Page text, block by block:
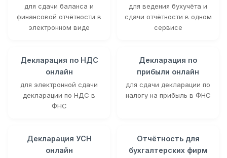
для сдачи баланса и
финансовой отчётности в
электронном виде
для ведения бухучёта и
сдачи отчётности в одном
сервисе
Декларация по НДС
онлайн
для электронной сдачи
декларации по НДС в
ФНС
Декларация по
прибыли онлайн
для сдачи декларации по
налогу на прибыль в ФНС
Декларация УСН
онлайн
Отчётность для
бухгалтерских фирм